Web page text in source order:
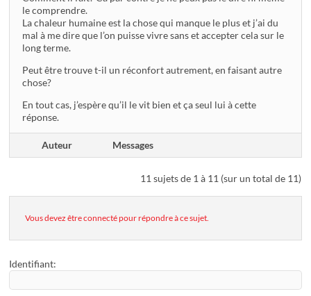
le comprendre.
La chaleur humaine est la chose qui manque le plus et j’ai du
mal à me dire que l’on puisse vivre sans et accepter cela sur le
long terme.
Peut être trouve t-il un réconfort autrement, en faisant autre
chose?
En tout cas, j’espère qu’il le vit bien et ça seul lui à cette
réponse.
Auteur Messages
11 sujets de 1 à 11 (sur un total de 11)
Vous devez être connecté pour répondre à ce sujet.
Identifiant: